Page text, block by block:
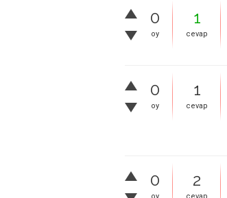
0
oy
1
cevap
0
oy
1
cevap
0 2